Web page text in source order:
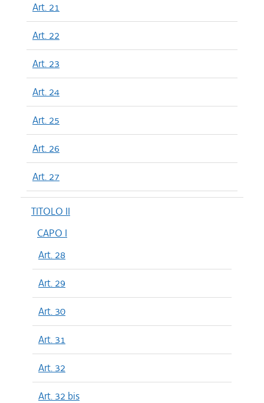
Art. 21
Art. 22
Art. 23
Art. 24
Art. 25
Art. 26
Art. 27
TITOLO II
CAPO I
Art. 28
Art. 29
Art. 30
Art. 31
Art. 32
Art. 32 bis